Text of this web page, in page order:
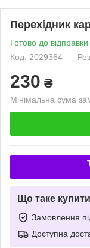
Перехідник
Готово до відправки
Код: 2029364
230 ₴
Мінімальна сума
Що таке
Замовлення
Доступна